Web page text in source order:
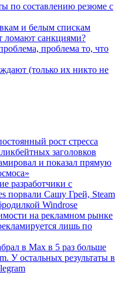
по составлению резюме с
и белым спискам
ломают санкциями?
проблема то, что
(только их никто не
рост стресса
заголовков
и показал прямую
разработчики с
порвали Сашу Грей, Steam
Windrose
на рекламном рынке
лишь по
в Max в 5 раз больше
У остальных результаты в